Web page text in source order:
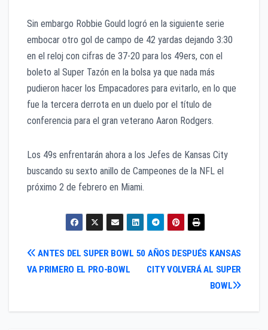
Sin embargo Robbie Gould logró en la siguiente serie
embocar otro gol de campo de 42 yardas dejando 3:30
en el reloj con cifras de 37-20 para los 49ers, con el
boleto al Super Tazón en la bolsa ya que nada más
pudieron hacer los Empacadores para evitarlo, en lo que
fue la tercera derrota en un duelo por el título de
conferencia para el gran veterano Aaron Rodgers.
Los 49s enfrentarán ahora a los Jefes de Kansas City
buscando su sexto anillo de Campeones de la NFL el
próximo 2 de febrero en Miami.
Navegación
50 AÑOS DESPUÉS KANSAS
CITY VOLVERÁ AL SUPER
BOWL
ANTES DEL SUPER BOWL
VA PRIMERO EL PRO-BOWL